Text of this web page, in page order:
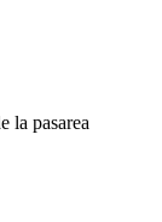
la pasarea